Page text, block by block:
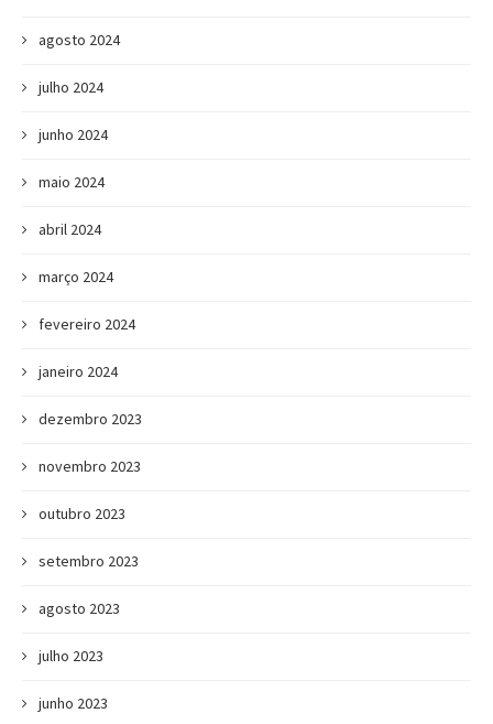
agosto 2024
julho 2024
junho 2024
maio 2024
abril 2024
março 2024
fevereiro 2024
janeiro 2024
dezembro 2023
novembro 2023
outubro 2023
setembro 2023
agosto 2023
julho 2023
junho 2023